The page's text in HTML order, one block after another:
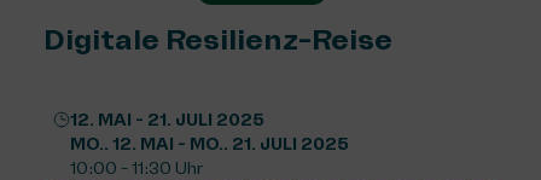
Digitale Resilienz-Reise
12. MAI - 21. JULI 2025
MO.. 12. MAI - MO.. 21. JULI 2025
10:00 - 11:30 Uhr